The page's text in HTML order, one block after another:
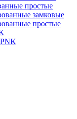
простые
замковые
простые